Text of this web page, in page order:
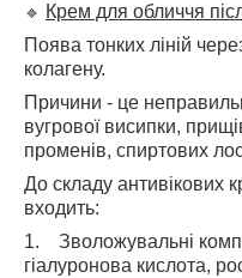
🔹 Крем для обличчя
Поява тонких ліній
колагену.
Причини - це
вугрової висипки,
променів, спиртових
До складу антивікових
входить:
1. Зволожувальні
гіалуронова кислота,